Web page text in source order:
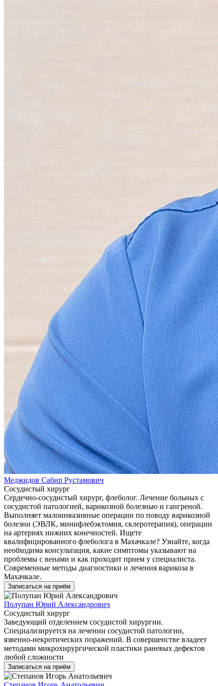
Меджидов Сабир Рустамович
Сосудистый хирург
Сердечно-сосудистый хирург, флеболог. Лечение больных с
сосудистой патологией, варикозной болезнью и гангреной.
Выполняет малоинвазивные операции по поводу варикозной
болезни (ЭВЛК, минифлебэктомия, склеротерапия), операции
на артериях нижних конечностей. Ищете
квалифицированного флеболога в Махачкале? Узнайте, когда
необходима консультация, какие симптомы указывают на
проблемы с венами и как проходит прием у специалиста.
Современные методы диагностики и лечения варикоза в
Махачкале.
Записаться на приём
Полупан Юрий Александрович
Сосудистый хирург
Заведующий отделением сосудистой хирургии.
Специализируется на лечении сосудистой патологии,
язвенно-некротических поражений. В совершенстве владеет
методами микрохирургической пластики раневых дефектов
любой сложности
Записаться на приём